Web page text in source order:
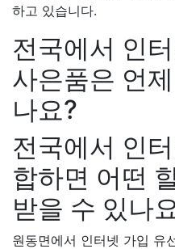
하고 있습니다.
전국에서 인
사은품은 언
나요?
전국에서 인
합하면 어떤
받을 수 있나
원동면에서 인터넷 가입 유